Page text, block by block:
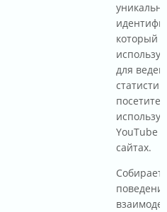
который
для
YouTube
сайтах.